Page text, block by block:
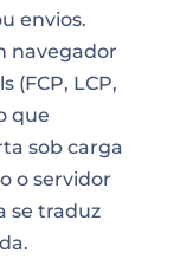
envios.
navegador
(FCP, LCP,
que
sob carga
o servidor
se traduz